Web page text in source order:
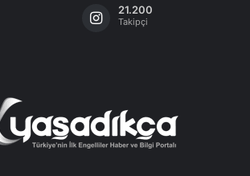
21.200
Takipçi